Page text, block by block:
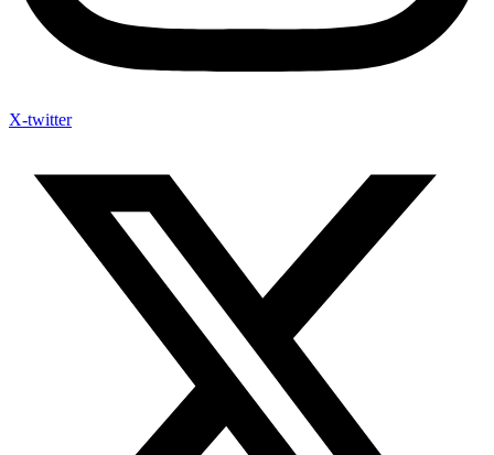
X-twitter